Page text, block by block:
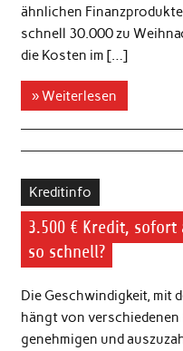
ähnlichen
schnell 30.000 zu
die Kosten im […]
» Weiterlesen
Kreditinfo
3.500 € Kredit, sofort
so schnell?
Die Geschwindigkeit, mit
hängt von
genehmigen und